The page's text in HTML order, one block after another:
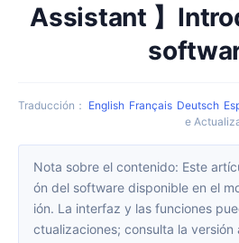
Assistant 】
Traducción ： English Français Deutsch
e
Nota sobre el contenido: Este artículo se basa en la versi
ón del software disponible en el
ión. La interfaz y las funciones
ctualizaciones; consulta la